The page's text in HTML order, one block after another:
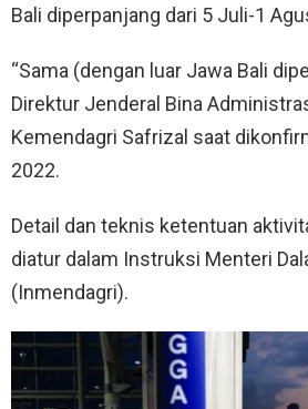
Bali diperpanjang dari 5 Juli-1
“Sama (dengan luar Jawa Bali
Direktur Jenderal Bina
Kemendagri Safrizal saat
2022.
Detail dan teknis ketentuan
diatur dalam Instruksi Menteri
(Inmendagri).